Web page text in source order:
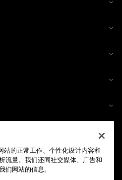
站的正常工作、个性化设计内容和
流量。我们还同社交媒体、广告和
们网站的信息。